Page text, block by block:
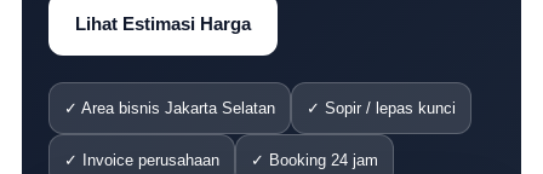
Lihat Estimasi Harga
✓ Area bisnis Jakarta Selatan ✓ Sopir / lepas kunci
✓ Invoice perusahaan ✓ Booking 24 jam